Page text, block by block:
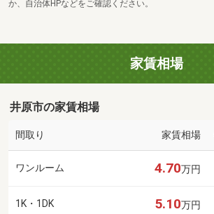
か、自治体HPなどをご確認ください。
家賃相場
井原市の家賃相場
間取り 家賃相場
ワンルーム 4.70万円
1K・1DK 5.10万円